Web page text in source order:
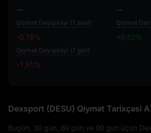
-- --
Qiymət Dəyişikliyi (1 saat)
-0,19%
Qiymət
+0,52%
Qiymət Dəyişikliyi (7 gün)
-1,81%
Dexsport (DESU) Qiymət Tarixçəsi
Bugün, 30 gün, 60 gün ve 90 gün üçün